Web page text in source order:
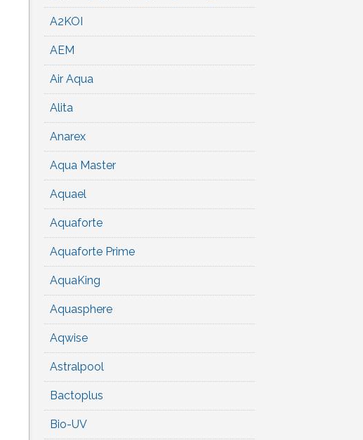
A2KOI
AEM
Air Aqua
Alita
Anarex
Aqua Master
Aquael
Aquaforte
Aquaforte Prime
AquaKing
Aquasphere
Aqwise
Astralpool
Bactoplus
Bio-UV